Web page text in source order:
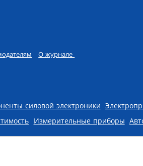
О журнале
силовой электроники
Измерительные приборы